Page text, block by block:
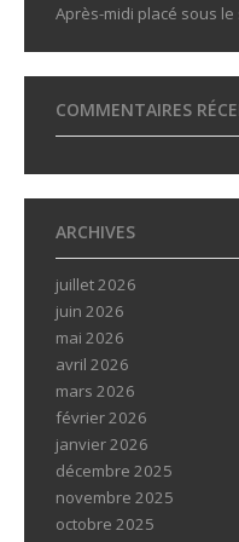
Après-midi placé sous
COMMENTAIRES
ARCHIVES
juillet 2026
juin 2026
mai 2026
avril 2026
mars 2026
février 2026
janvier 2026
décembre 2025
novembre 2025
octobre 2025